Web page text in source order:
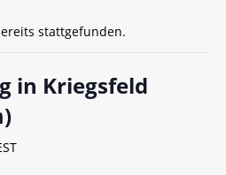
stattgefunden.
in Kriegsfeld